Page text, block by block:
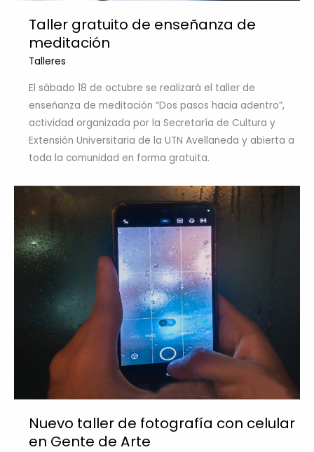
Taller gratuito de enseñanza de
meditación
Talleres
El sábado 18 de octubre se realizará el taller de
enseñanza de meditación “Dos pasos hacia adentro”,
actividad organizada por la Secretaría de Cultura y
Extensión Universitaria de la UTN Avellaneda y abierta a
toda la comunidad en forma gratuita.
Nuevo taller de fotografía con celular
en Gente de Arte